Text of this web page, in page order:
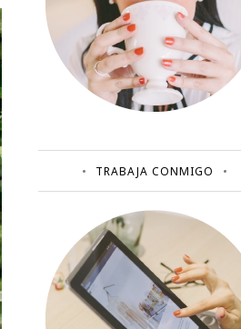
TRABAJA CONMIGO